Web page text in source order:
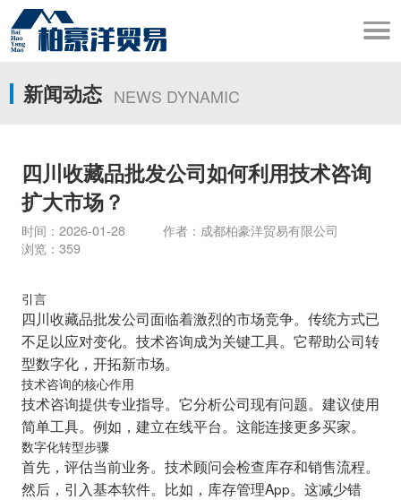
新闻动态 NEWS DYNAMIC
四川收藏品批发公司如何利用技术咨询
扩大市场？
时间：2026-01-28 作者：成都柏豪洋贸易有限公司
浏览：359
引言
四川收藏品批发公司面临着激烈的市场竞争。传统方式已
不足以应对变化。技术咨询成为关键工具。它帮助公司转
型数字化，开拓新市场。
技术咨询的核心作用
技术咨询提供专业指导。它分析公司现有问题。建议使用
简单工具。例如，建立在线平台。这能连接更多买家。
数字化转型步骤
首先，评估当前业务。技术顾问会检查库存和销售流程。
然后，引入基本软件。比如，库存管理App。这减少错